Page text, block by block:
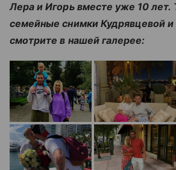
Лера и Игорь вместе уже 10 лет.
семейные снимки Кудрявцевой
смотрите в нашей галерее: